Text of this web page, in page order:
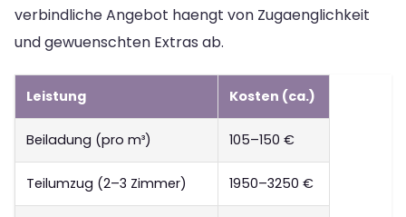
verbindliche Angebot haengt von Zugaenglichkeit
und gewuenschten Extras ab.
Leistung Kosten (ca.)
Beiladung (pro m³) 105–150 €
Teilumzug (2–3 Zimmer) 1950–3250 €